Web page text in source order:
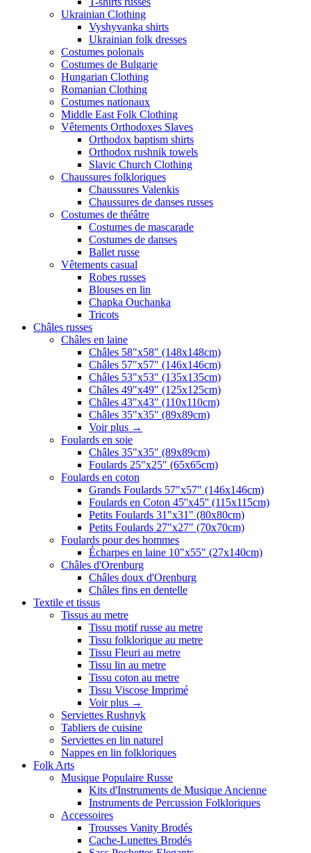
Ukrainian Clothing
Vyshyvanka shirts
Ukrainian folk dresses
Costumes polonais
Costumes de Bulgarie
Hungarian Clothing
Romanian Clothing
Costumes nationaux
Middle East Folk Clothing
Vêtements Orthodoxes Slaves
Orthodox baptism shirts
Orthodox rushnik towels
Slavic Church Clothing
Chaussures folkloriques
Chaussures Valenkis
Chaussures de danses russes
Costumes de théâtre
Costumes de mascarade
Costumes de danses
Ballet russe
Vêtements casual
Robes russes
Blouses en lin
Chapka Ouchanka
Tricots
Châles russes
Châles en laine
Châles 58"x58" (148x148cm)
Châles 57"x57" (146x146cm)
Châles 53"x53" (135x135cm)
Châles 49"x49" (125x125cm)
Châles 43"x43" (110x110cm)
Châles 35"x35" (89x89cm)
Voir plus →
Foulards en soie
Châles 35"x35" (89x89cm)
Foulards 25"x25" (65x65cm)
Foulards en coton
Grands Foulards 57"x57" (146x146cm)
Foulards en Coton 45''x45'' (115x115cm)
Petits Foulards 31"x31" (80x80cm)
Petits Foulards 27"x27" (70x70cm)
Foulards pour des hommes
Écharpes en laine 10"x55" (27x140cm)
Châles d'Orenburg
Châles doux d'Orenburg
Châles fins en dentelle
Textile et tissus
Tissus au metre
Tissu motif russe au metre
Tissu folklorique au metre
Tissu Fleuri au metre
Tissu lin au metre
Tissu coton au metre
Tissu Viscose Imprimé
Voir plus →
Serviettes Rushnyk
Tabliers de cuisine
Serviettes en lin naturel
Nappes en lin folkloriques
Folk Arts
Musique Populaire Russe
Kits d'Instruments de Musique Ancienne
Instruments de Percussion Folkloriques
Accessoires
Trousses Vanity Brodés
Cache-Lunettes Brodés